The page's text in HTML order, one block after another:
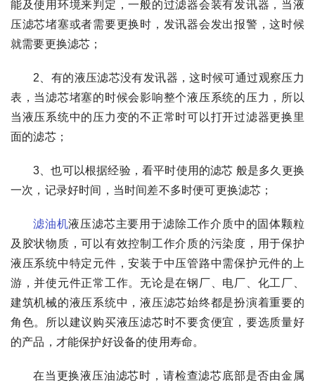
能及使用环境来判定，一般的过滤器会装有发讯器，当液
压滤芯堵塞或者需要更换时，发讯器会发出报警，这时候
就需要更换滤芯；
2、有的液压滤芯没有发讯器，这时候可通过观察压力
表，当滤芯堵塞的时候会影响整个液压系统的压力，所以
当液压系统中的压力变的不正常时可以打开过滤器更换里
面的滤芯；
3、也可以根据经验，看平时使用的滤芯 般是多久更换
一次，记录好时间，当时间差不多时便可更换滤芯；
滤油机液压滤芯主要用于滤除工作介质中的固体颗粒
及胶状物质，可以有效控制工作介质的污染度，用于保护
液压系统中特定元件，安装于中压管路中需保护元件的上
游，并使元件正常工作。无论是在钢厂、电厂、化工厂、
建筑机械的液压系统中，液压滤芯始终都是扮演着重要的
角色。所以建议购买液压滤芯时不要贪便宜，要选质量好
的产品，才能保护好设备的使用寿命。
在当更换液压油滤芯时，请检查滤芯底部是否由金属